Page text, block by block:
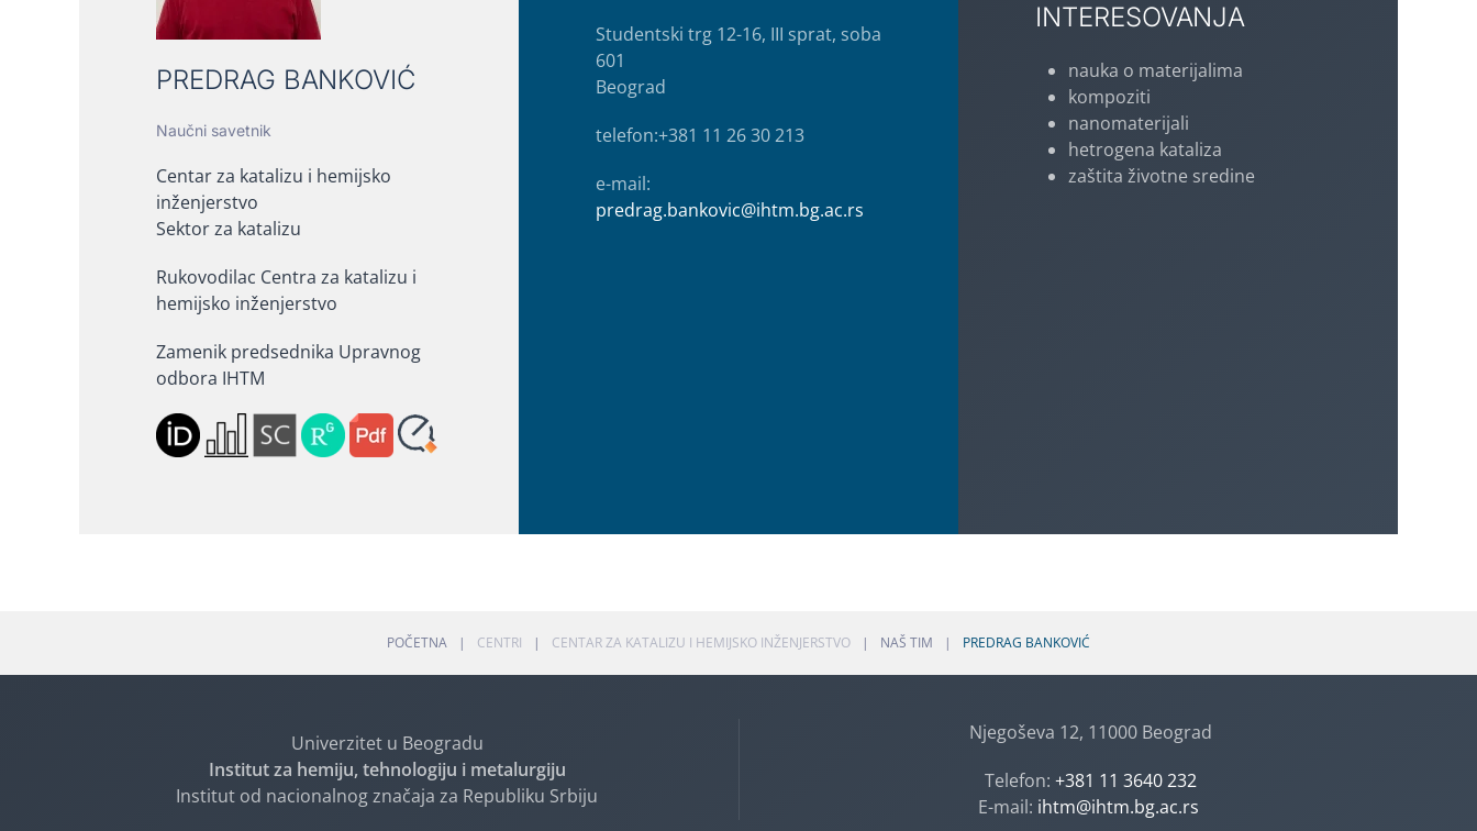
PREDRAG BANKOVIĆ
Naučni savetnik
Centar za katalizu i hemijsko
inženjerstvo
Sektor za katalizu
Rukovodilac Centra za katalizu i
hemijsko inženjerstvo
Zamenik predsednika Upravnog
odbora IHTM
Studentski trg 12-16, III sprat, soba
601
Beograd
telefon:+381 11 26 30 213
e-mail:
predrag.bankovic@ihtm.bg.ac.rs
INTERESOVANJA
nauka o materijalima
kompoziti
nanomaterijali
hetrogena kataliza
zaštita životne sredine
POČETNA CENTRI CENTAR ZA KATALIZU I HEMIJSKO INŽENJERSTVO NAŠ TIM PREDRAG BANKOVIĆ
Univerzitet u Beogradu
Institut za hemiju, tehnologiju i metalurgiju
Institut od nacionalnog značaja za Republiku Srbiju
Njegoševa 12, 11000 Beograd
Telefon: +381 11 3640 232
E-mail: ihtm@ihtm.bg.ac.rs